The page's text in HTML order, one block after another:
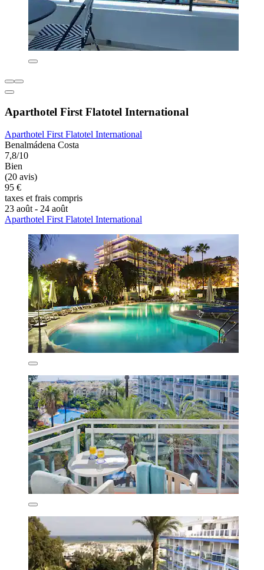
Aparthotel First Flatotel International
Aparthotel First Flatotel International
Benalmádena Costa
7,8/10
Bien
(20 avis)
95 €
taxes et frais compris
23 août - 24 août
Aparthotel First Flatotel International